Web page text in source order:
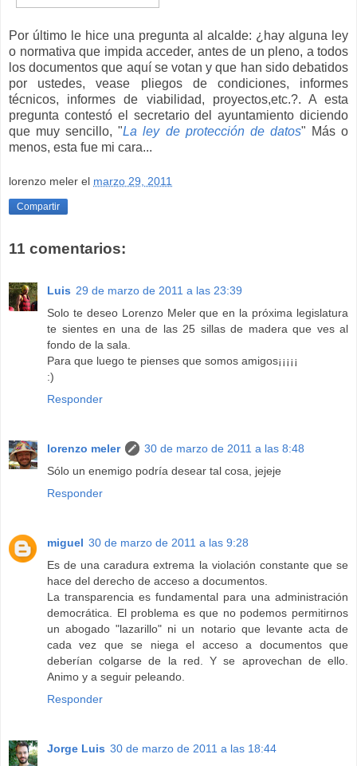
Por último le hice una pregunta al alcalde: ¿hay alguna ley
o normativa que impida acceder, antes de un pleno, a todos
los documentos que aquí se votan y que han sido debatidos
por ustedes, vease pliegos de condiciones, informes
técnicos, informes de viabilidad, proyectos,etc.?. A esta
pregunta contestó el secretario del ayuntamiento diciendo
que muy sencillo, "La ley de protección de datos" Más o
menos, esta fue mi cara...
lorenzo meler el marzo 29, 2011
Compartir
11 comentarios:
Luis 29 de marzo de 2011 a las 23:39
Solo te deseo Lorenzo Meler que en la próxima legislatura
te sientes en una de las 25 sillas de madera que ves al
fondo de la sala.
Para que luego te pienses que somos amigos¡¡¡¡¡
:)
Responder
lorenzo meler
30 de marzo de 2011 a las 8:48
Sólo un enemigo podría desear tal cosa, jejeje
Responder
miguel 30 de marzo de 2011 a las 9:28
Es de una caradura extrema la violación constante que se
hace del derecho de acceso a documentos.
La transparencia es fundamental para una administración
democrática. El problema es que no podemos permitirnos
un abogado "lazarillo" ni un notario que levante acta de
cada vez que se niega el acceso a documentos que
deberían colgarse de la red. Y se aprovechan de ello.
Animo y a seguir peleando.
Responder
Jorge Luis 30 de marzo de 2011 a las 18:44